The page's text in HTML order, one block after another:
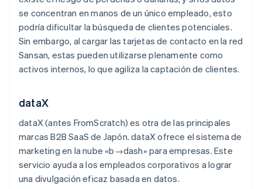
se concentran en manos de un único empleado, esto
podría dificultar la búsqueda de clientes potenciales.
Sin embargo, al cargar las tarjetas de contacto en la red
Sansan, estas pueden utilizarse plenamente como
activos internos, lo que agiliza la captación de clientes.
dataX
dataX (antes FromScratch) es otra de las principales
marcas B2B SaaS de Japón. dataX ofrece el sistema de
marketing en la nube «b→dash» para empresas. Este
servicio ayuda a los empleados corporativos a lograr
una divulgación eficaz basada en datos.